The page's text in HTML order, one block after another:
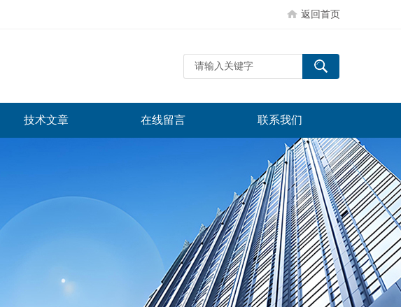
返回首页
技术文章 在线留言 联系我们